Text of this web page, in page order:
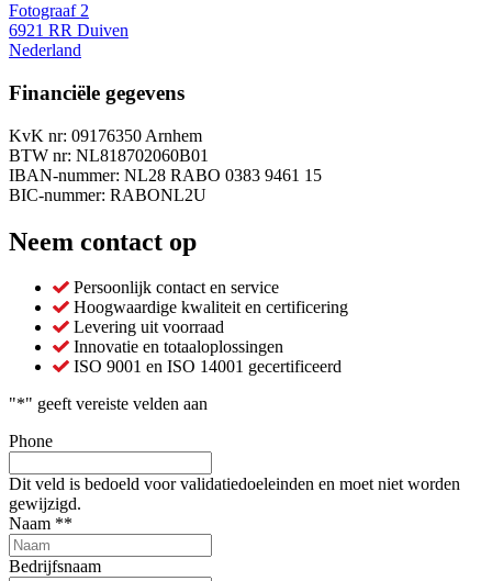
Fotograaf 2
6921 RR Duiven
Nederland
Financiële gegevens
KvK nr: 09176350 Arnhem
BTW nr: NL818702060B01
IBAN-nummer: NL28 RABO 0383 9461 15
BIC-nummer: RABONL2U
Neem contact op
Persoonlijk contact en service
Hoogwaardige kwaliteit en certificering
Levering uit voorraad
Innovatie en totaaloplossingen
ISO 9001 en ISO 14001 gecertificeerd
"*" geeft vereiste velden aan
Phone
Dit veld is bedoeld voor validatiedoeleinden en moet niet worden
gewijzigd.
Naam **
Bedrijfsnaam